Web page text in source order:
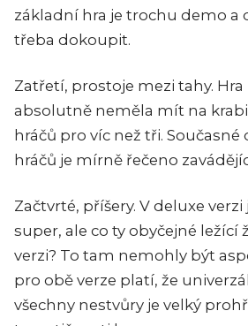
základní hra je trochu demo a
třeba dokoupit.
Zatřetí, prostoje mezi tahy.
absolutně neměla mít na
hráčů pro víc než tři. Současné
hráčů je mírně řečeno
Začtvrté, příšery. V deluxe
super, ale co ty obyčejné ležící
verzi? To tam nemohly být
pro obě verze platí, že
všechny nestvůry je velký